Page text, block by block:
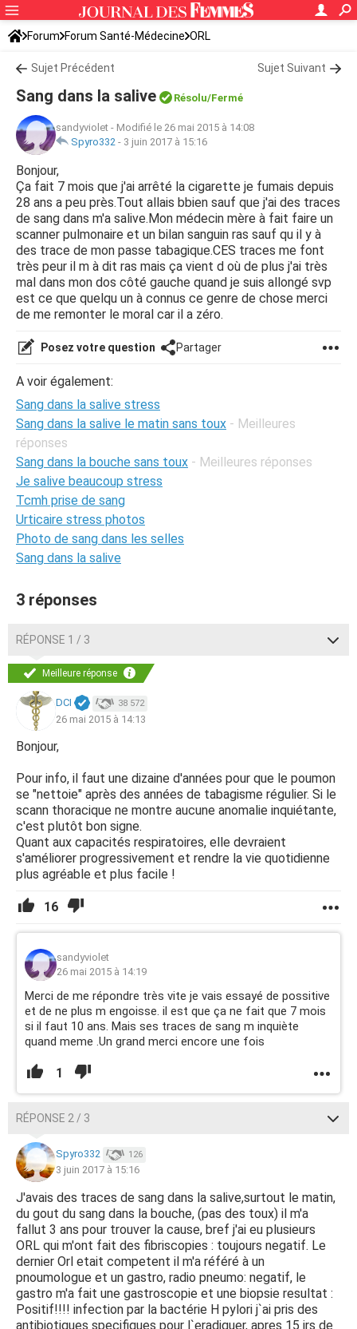
Forum Forum Santé-Médecine ORL
Sujet Précédent Sujet Suivant
Sang dans la salive Résolu/Fermé
sandyviolet - Modifié le 26 mai 2015 à 14:08
Spyro332 - 3 juin 2017 à 15:16
Bonjour,
Ça fait 7 mois que j'ai arrêté la cigarette je fumais depuis
28 ans a peu près.Tout allais bbien sauf que j'ai des traces
de sang dans m'a salive.Mon médecin mère à fait faire un
scanner pulmonaire et un bilan sanguin ras sauf qu il y à
des trace de mon passe tabagique.CES traces me font
très peur il m à dit ras mais ça vient d où de plus j'ai très
mal dans mon dos côté gauche quand je suis allongé svp
est ce que quelqu un à connus ce genre de chose merci
de me remonter le moral car il a zéro.
Posez votre question Partager
A voir également:
Sang dans la salive stress
Sang dans la salive le matin sans toux - Meilleures
réponses
Sang dans la bouche sans toux - Meilleures réponses
Je salive beaucoup stress
Tcmh prise de sang
Urticaire stress photos
Photo de sang dans les selles
Sang dans la salive
3 réponses
RÉPONSE 1 / 3
Meilleure réponse
DCI 38 572
26 mai 2015 à 14:13
Bonjour,
Pour info, il faut une dizaine d'années pour que le poumon
se "nettoie" après des années de tabagisme régulier. Si le
scann thoracique ne montre aucune anomalie inquiétante,
c'est plutôt bon signe.
Quant aux capacités respiratoires, elle devraient
s'améliorer progressivement et rendre la vie quotidienne
plus agréable et plus facile !
16
sandyviolet
26 mai 2015 à 14:19
Merci de me répondre très vite je vais essayé de possitive
et de ne plus m engoisse. il est que ça ne fait que 7 mois
si il faut 10 ans. Mais ses traces de sang m inquiète
quand meme .Un grand merci encore une fois
1
RÉPONSE 2 / 3
Spyro332 126
3 juin 2017 à 15:16
J'avais des traces de sang dans la salive,surtout le matin,
du gout du sang dans la bouche, (pas des toux) il m'a
fallut 3 ans pour trouver la cause, bref j'ai eu plusieurs
ORL qui m'ont fait des fibriscopies : toujours negatif. Le
dernier Orl etait competent il m'a référé à un
pnoumologue et un gastro, radio pneumo: negatif, le
gastro m'a fait une gastroscopie et une biopsie resultat :
Positif!!!! infection par la bactérie H pylori j`ai pris des
antibiotiques specifiques pour l`eradiquer, apres 15 jrs de